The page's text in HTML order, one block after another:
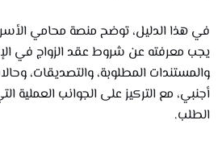
في هذا الدليل، توضح منصة محامي
يجب معرفته عن شروط عقد الزواج في
والمستندات المطلوبة، والتصديقات،
أجنبي، مع التركيز على الجوانب العملية
الطلب.